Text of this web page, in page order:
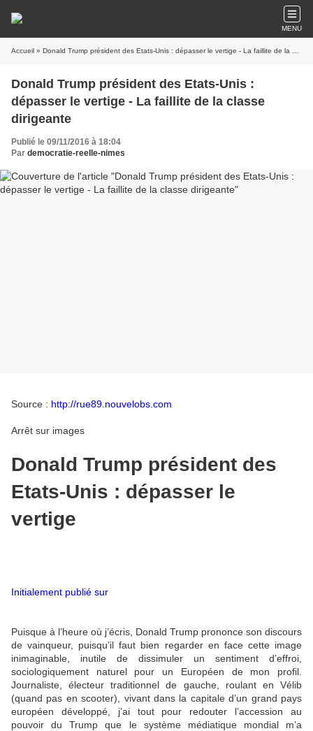
MENU
Accueil » Donald Trump président des Etats-Unis : dépasser le vertige - La faillite de la classe dirigeante
Donald Trump président des Etats-Unis :
dépasser le vertige - La faillite de la classe
dirigeante
Publié le 09/11/2016 à 18:04
Par democratie-reelle-nimes
Source : http://rue89.nouvelobs.com
Arrêt sur images
Donald Trump président des
Etats-Unis : dépasser le
vertige
Initialement publié sur
Puisque à l’heure où j’écris, Donald Trump prononce son discours
de vainqueur, puisqu’il faut bien regarder en face cette image
inimaginable, inutile de dissimuler un sentiment d’effroi,
sociologiquement naturel pour un Européen de mon profil.
Journaliste, électeur traditionnel de gauche, roulant en Vélib
(quand pas en scooter), vivant dans la capitale d’un grand pays
européen développé, j’ai tout pour redouter l’accession au
pouvoir du Trump que le système médiatique mondial m’a